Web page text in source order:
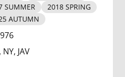
SUMMER
2018 SPRING
AUTUMN
JAV